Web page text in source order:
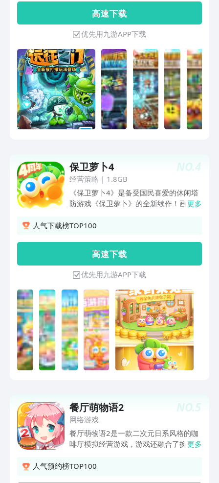
中，玩家们会跟着戴夫、潘妮，一起穿梭
不同的时空世界，并带领植物小队粉碎僵
尸们的邪恶计划! 现今，《植物大战僵尸
2》已有17个时空世界，2个常驻秘境，
和将近300株各具特色的植物！快来加入
这场奇妙时空之旅吧！
高 速 下 载
优先用九游APP下载
NO.4
保卫萝卜4
经营策略 | 1.8GB
《保卫萝卜4》是备受国民喜爱的休闲塔
防游戏《保卫萝卜》的全新续作！画风Q
畅享指尖塔防新体验！ 【塔防创新，海
汹，智退强敌保卫萝卜！数千关趣味关卡
持续更新，体验新鲜不重样！ 【影视大
作，即刻开拍】 阿波进军影视圈，携手
全新天敌呆兔，上演精彩剧作！《卧兔藏
龙》圆满武侠梦、《绿野奇缘》一
更多
人气下载榜TOP100
高 速 下 载
优先用九游APP下载
NO.5
餐厅萌物语2
网络游戏
餐厅萌物语2是一款二次元日系风格的咖
啡厅模拟经营游戏，游戏还融合了换装和
的衣服哦不喜欢的衣服还可以买出再买新
更多
人气预约榜TOP100